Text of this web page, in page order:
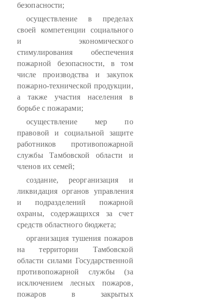
безопасности;
осуществление в пределах
своей компетенции социального
и экономического
стимулирования обеспечения
пожарной безопасности, в том
числе производства и закупок
пожарно-технической продукции,
а также участия населения в
борьбе с пожарами;
осуществление мер по
правовой и социальной защите
работников противопожарной
службы Тамбовской области и
членов их семей;
создание, реорганизация и
ликвидация органов управления
и подразделений пожарной
охраны, содержащихся за счет
средств областного бюджета;
организация тушения пожаров
на территории Тамбовской
области силами Государственной
противопожарной службы (за
исключением лесных пожаров,
пожаров в закрытых